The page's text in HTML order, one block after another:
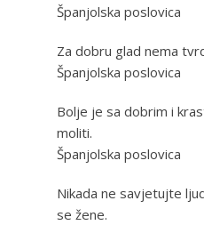
Španjolska poslovica
Za dobru glad nema
Španjolska poslovica
Bolje je sa dobrim i
moliti.
Španjolska poslovica
Nikada ne savjetujte
se žene.